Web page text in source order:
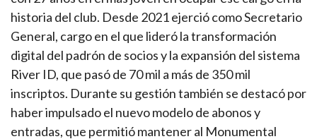
historia del club. Desde 2021 ejerció como Secretario
General, cargo en el que lideró la transformación
digital del padrón de socios y la expansión del sistema
River ID, que pasó de 70 mil a más de 350 mil
inscriptos. Durante su gestión también se destacó por
haber impulsado el nuevo modelo de abonos y
entradas, que permitió mantener al Monumental